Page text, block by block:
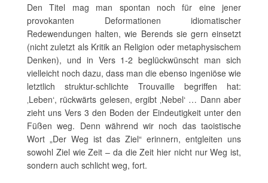
Den Titel mag man spontan noch für eine jener
provokanten Deformationen idiomatischer
Redewendungen halten, wie Berends sie gern einsetzt
(nicht zuletzt als Kritik an Religion oder metaphysischem
Denken), und in Vers 1-2 beglückwünscht man sich
vielleicht noch dazu, dass man die ebenso ingeniöse wie
letztlich struktur-schlichte Trouvaille begriffen hat:
‚Leben‘, rückwärts gelesen, ergibt ‚Nebel‘ … Dann aber
zieht uns Vers 3 den Boden der Eindeutigkeit unter den
Füßen weg. Denn während wir noch das taoistische
Wort „Der Weg ist das Ziel“ erinnern, entgleiten uns
sowohl Ziel wie Zeit – da die Zeit hier nicht nur Weg ist,
sondern auch schlicht weg, fort.